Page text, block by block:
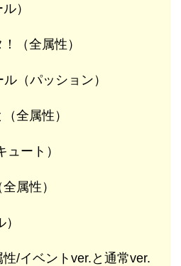
）
（全属性）
（パッション）
全属性）
ート）
属性）
/イベントver.と通常ver.